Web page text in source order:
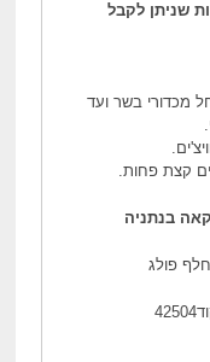
שניתן לקבל
מכדורי בשר ועד
קצת פחות.
בנתניה
פולג